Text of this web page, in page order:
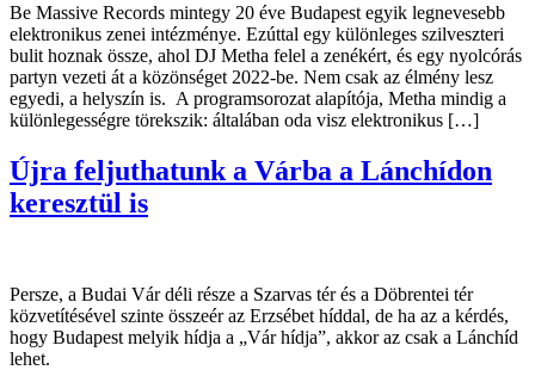
Be Massive Records mintegy 20 éve Budapest egyik legnevesebb
elektronikus zenei intézménye. Ezúttal egy különleges szilveszteri
bulit hoznak össze, ahol DJ Metha felel a zenékért, és egy nyolcórás
partyn vezeti át a közönséget 2022-be. Nem csak az élmény lesz
egyedi, a helyszín is. A programsorozat alapítója, Metha mindig a
különlegességre törekszik: általában oda visz elektronikus […]
Újra feljuthatunk a Várba a Lánchídon
keresztül is
Persze, a Budai Vár déli része a Szarvas tér és a Döbrentei tér
közvetítésével szinte összeér az Erzsébet híddal, de ha az a kérdés,
hogy Budapest melyik hídja a „Vár hídja”, akkor az csak a Lánchíd
lehet.